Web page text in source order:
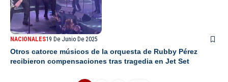
NACIONALES19 De Junio De 2025
Otros catorce músicos de la orquesta de Rubby Pérez
recibieron compensaciones tras tragedia en Jet Set